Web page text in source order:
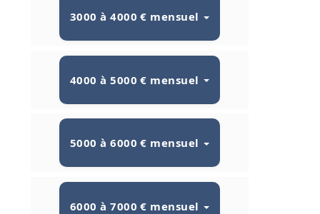
3000 à 4000 € mensuel
4000 à 5000 € mensuel
5000 à 6000 € mensuel
6000 à 7000 € mensuel